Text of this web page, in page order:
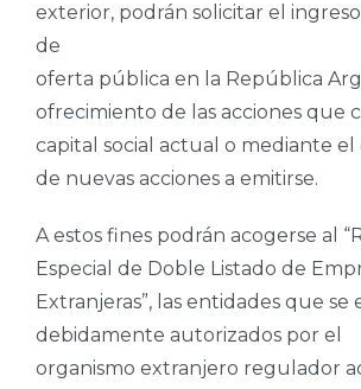
exterior, podrán solicitar el
de
oferta pública en la República
ofrecimiento de las acciones que
capital social actual o mediante
de nuevas acciones a emitirse.
A estos fines podrán acogerse al
Especial de Doble Listado de
Extranjeras”, las entidades que
debidamente autorizados por el
organismo extranjero regulador